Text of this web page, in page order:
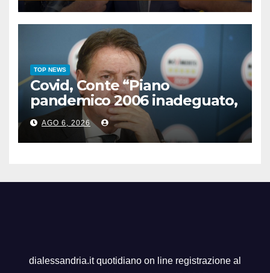
TOP NEWS
Covid, Conte “Piano
pandemico 2006 inadeguato,
virus senza precedenti”
AGO 6, 2026
dialessandria.it quotidiano on line registrazione al